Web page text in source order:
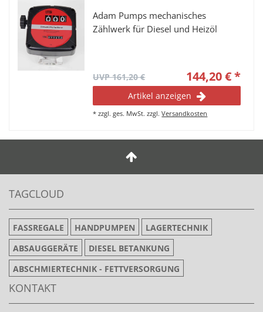
Adam Pumps mechanisches
Zählwerk für Diesel und Heizöl
UVP 161,20 € 144,20 € *
Artikel anzeigen
*zzgl. ges. MwSt. zzgl.Versandkosten
TAGCLOUD
FASSREGALE HANDPUMPEN
LAGERTECHNIK
ABSAUGGERÄTE
DIESEL BETANKUNG
ABSCHMIERTECHNIK - FETTVERSORGUNG
KONTAKT